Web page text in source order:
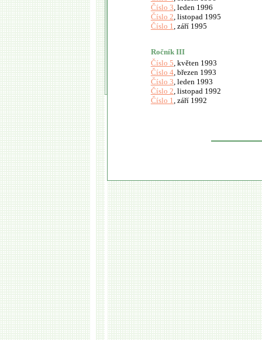
Číslo 3, leden 1996
Číslo 2, listopad 1995
Číslo 1, září 1995
Ročník III
Číslo 5, květen 1993
Číslo 4, březen 1993
Číslo 3, leden 1993
Číslo 2, listopad 1992
Číslo 1, září 1992